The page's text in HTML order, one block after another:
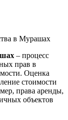
в Мурашах
– процесс
прав в
Оценка
стоимости
права аренды,
объектов